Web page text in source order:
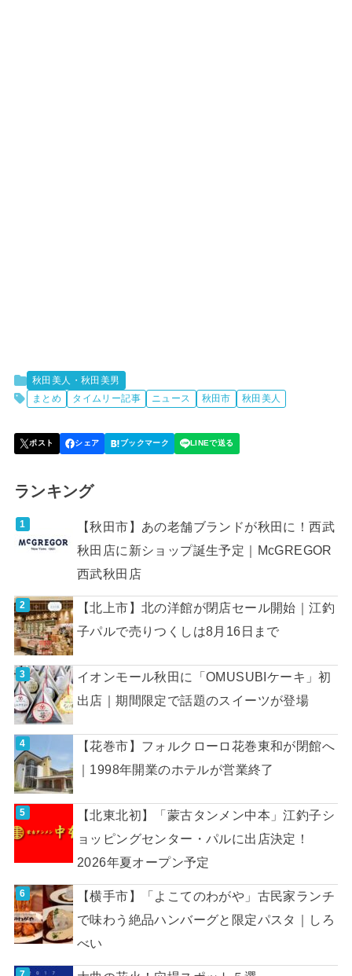
秋田美人・秋田美男
まとめ
タイムリー記事 ニュース 秋田市 秋田美人
ランキング
【秋田市】あの老舗ブランドが秋田に！西武
秋田店に新ショップ誕生予定｜McGREGOR
西武秋田店
【北上市】北の洋館が閉店セール開始｜江釣
子パルで売りつくしは8月16日まで
イオンモール秋田に「OMUSUBIケーキ」初
出店｜期間限定で話題のスイーツが登場
【花巻市】フォルクローロ花巻東和が閉館へ
｜1998年開業のホテルが営業終了
【北東北初】「蒙古タンメン中本」江釣子シ
ョッピングセンター・パルに出店決定！
2026年夏オープン予定
【横手市】「よこてのわがや」古民家ランチ
で味わう絶品ハンバーグと限定パスタ｜しろ
べい